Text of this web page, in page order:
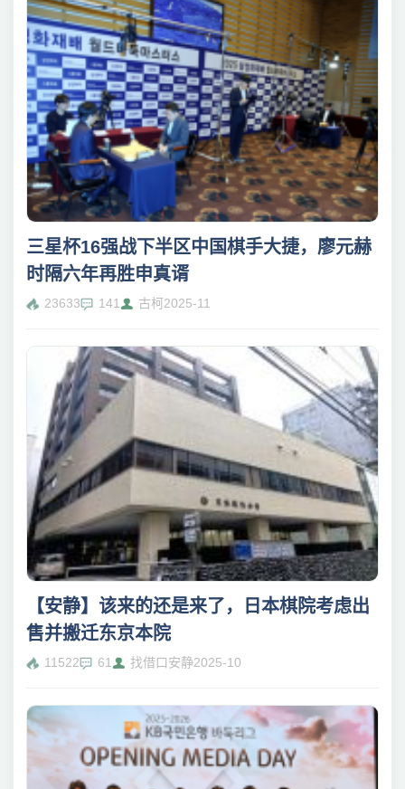
三星杯16强战下半区中国棋手大捷，廖元赫
时隔六年再胜申真谞
23633 141 古柯2025-11
【安静】该来的还是来了，日本棋院考虑出
售并搬迁东京本院
11522 61 找借口安静2025-10